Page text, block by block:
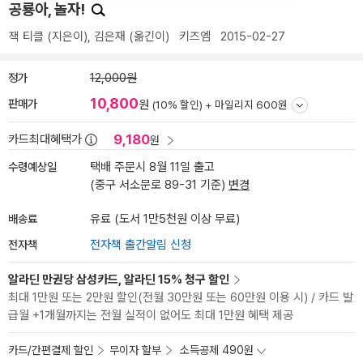
공룡아, 놀자!
잭 티클 (지은이), 김은재 (옮긴이) 키즈엠 2015-02-27
정가 12,000원
판매가 10,800원 (10% 할인) + 마일리지 600원
카드최대혜택가 9,180원
수령예상일
택배 주문시 8월 11일 출고
(중구 서소문로 89-31 기준) 변경
배송료 유료 (도서 1만5천원 이상 무료)
전자책 전자책 출간알림 신청
알라딘 만권당 삼성카드, 알라딘 15% 청구 할인
최대 1만원 또는 2만원 할인(전월 30만원 또는 60만원 이용 시) / 카드 발
급월 +1개월까지는 전월 실적이 없어도 최대 1만원 혜택 제공
카드/간편결제 할인 무이자 할부 소득공제 490원